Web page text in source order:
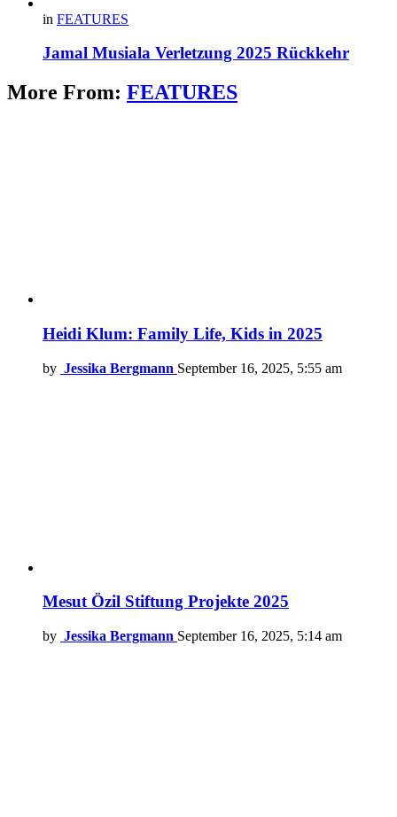
in FEATURES
Jamal Musiala Verletzung 2025 Rückkehr
More From: FEATURES
Heidi Klum: Family Life, Kids in 2025
by Jessika Bergmann September 16, 2025, 5:55 am
Mesut Özil Stiftung Projekte 2025
by Jessika Bergmann September 16, 2025, 5:14 am